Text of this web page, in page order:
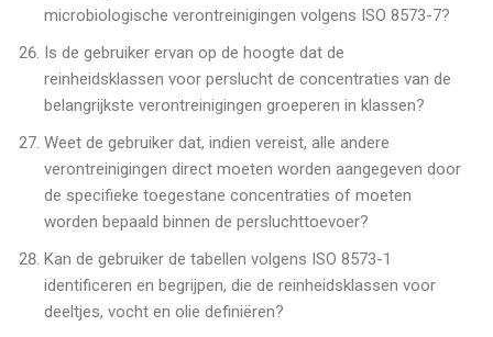
microbiologische verontreinigingen volgens ISO 8573-7?
Is de gebruiker ervan op de hoogte dat de
reinheidsklassen voor perslucht de concentraties van de
belangrijkste verontreinigingen groeperen in klassen?
Weet de gebruiker dat, indien vereist, alle andere
verontreinigingen direct moeten worden aangegeven door
de specifieke toegestane concentraties of moeten
worden bepaald binnen de persluchttoevoer?
Kan de gebruiker de tabellen volgens ISO 8573-1
identificeren en begrijpen, die de reinheidsklassen voor
deeltjes, vocht en olie definiëren?